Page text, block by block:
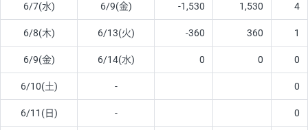
6/7(水) 6/9(金) -1,530 1,530 4
6/8(木) 6/13(火) -360 360 1
6/9(金) 6/14(水) 0 0 0
6/10(土) - 0
6/11(日) - 0